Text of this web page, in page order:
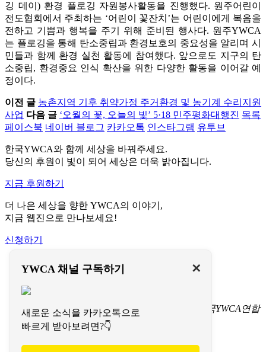
깅 데이) 환경 플로깅 자원봉사활동을 진행했다. 원주어린이
전도협회에서 주최하는 ‘어린이 꽃잔치’는 어린이에게 복음을
전하고 기쁨과 행복을 주기 위해 준비된 행사다. 원주YWCA
는 플로깅을 통해 탄소중립과 환경보호의 중요성을 알리며 시
민들과 함께 환경 실천 활동에 참여했다. 앞으로도 지구의 탄
소중립, 환경중요 인식 확산을 위한 다양한 활동을 이어갈 예
정이다.
이전 글 농촌지역 기후 취약가정 주거환경 및 농기계 수리지원
사업 다음 글 ‘오월의 꽃, 오늘의 빛’ 5·18 민주평화대행진 목록
페이스북 네이버 블로그 카카오톡 인스타그램 유투브
한국YWCA와 함께 세상을 바꿔주세요.
당신의 후원이 빛이 되어 세상은 더욱 밝아집니다.
지금 후원하기
더 나은 세상을 향한 YWCA의 이야기,
지금 웹진으로 만나보세요!
신청하기
이용약관
개인정보처리방침
문의하기
서울특별시 중구 명동길 73
(명동1가 1-3) 한국YWCA연합
회 회관(페이지명동) 4층
TEL 02-774-9702-7 FAX 02-774-9724
이메일 koreaywca@ywca.or.kr
✕
YWCA 채널 구독하기
새로운 소식을 카카오톡으로
빠르게 받아보려면?👇